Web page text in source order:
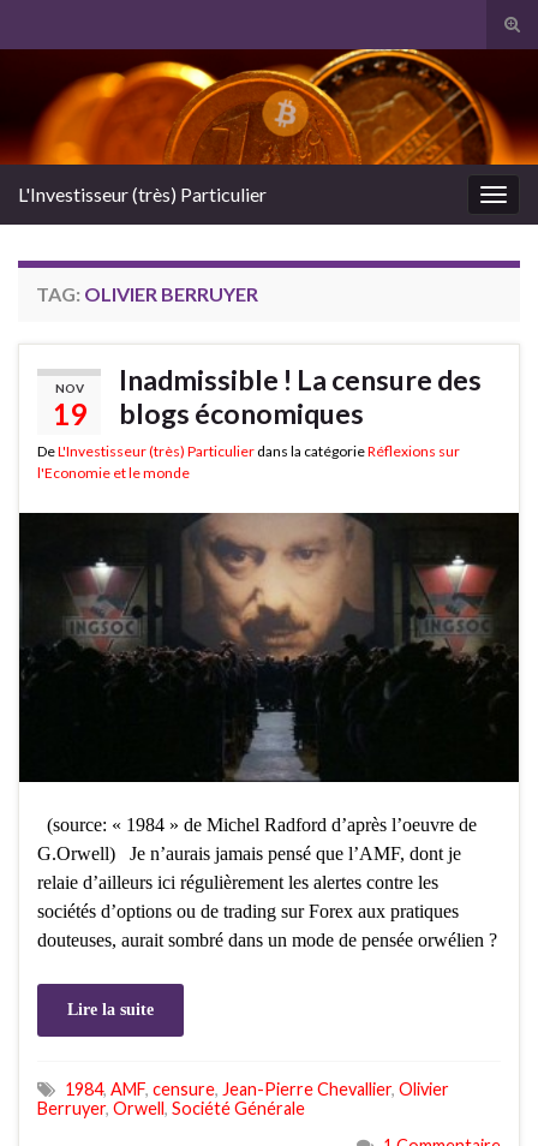
Search for:
L'Investisseur (très) Particulier
TAG: OLIVIER BERRUYER
NOV
19
Inadmissible ! La censure des
blogs économiques
DeL'Investisseur (très) Particulier dans la catégorieRéflexions sur
l'Economie et le monde
(source: « 1984 » de Michel Radford d’après l’oeuvre de
G.Orwell) Je n’aurais jamais pensé que l’AMF, dont je
relaie d’ailleurs ici régulièrement les alertes contre les
sociétés d’options ou de trading sur Forex aux pratiques
douteuses, aurait sombré dans un mode de pensée orwélien ?
Lire la suite
1984, AMF, censure, Jean-Pierre Chevallier, Olivier
Berruyer, Orwell, Société Générale